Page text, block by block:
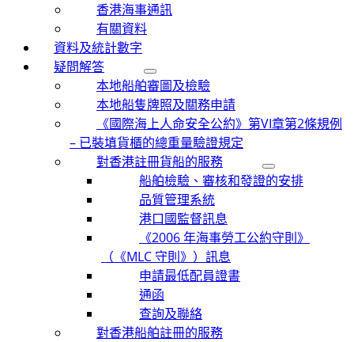
香港海事通訊
有關資料
資料及統計數字
疑問解答
本地船舶審圖及檢驗
本地船隻牌照及關務申請
《國際海上人命安全公約》第VI章第2條規例
– 已裝填貨櫃的總重量驗證規定
對香港註冊貨船的服務
船舶檢驗、審核和發證的安排
品質管理系統
港口國監督訊息
《2006 年海事勞工公約守則》
（《MLC 守則》）訊息
申請最低配員證書
通函
查詢及聯絡
對香港船舶註冊的服務